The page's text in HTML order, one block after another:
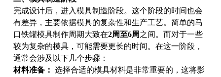
完成设计后，进入模具制造阶段。这个阶段的时间也会
有差异，主要依据模具的复杂性和生产工艺。简单的马
口铁罐模具制作周期大致在2周至6周之间。而对于一些
较为复杂的模具，可能需要更长的时间。在这一阶段，
通常会涉及以下几个步骤：
材料准备： 选择合适的模具材料是非常重要的，这将影